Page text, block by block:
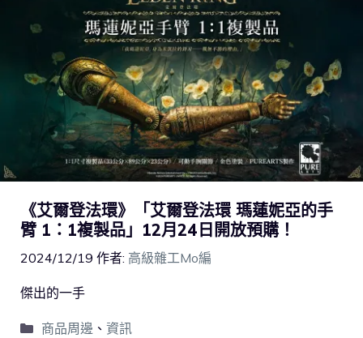
《艾爾登法環》「艾爾登法環 瑪蓮妮亞的手
臂 1：1複製品」12月24日開放預購！
2024/12/19 作者: 高級雜工Mo編
傑出的一手
商品周邊 、 資訊